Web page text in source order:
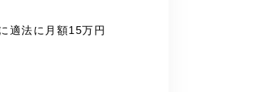
適法に月額15万円